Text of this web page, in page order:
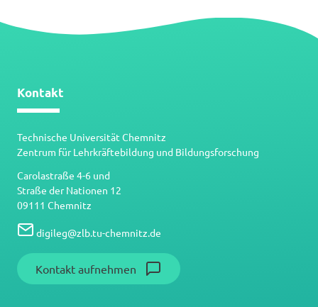
Kontakt
Technische Universität Chemnitz
Zentrum für Lehrkräftebildung und Bildungsforschung
Carolastraße 4-6 und
Straße der Nationen 12
09111 Chemnitz
digileg@zlb.tu-chemnitz.de
Kontakt aufnehmen